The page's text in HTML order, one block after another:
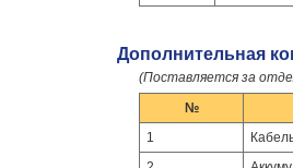
Дополнительная
(Поставляется за
№
1